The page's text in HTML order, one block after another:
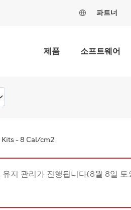
파트너
제품 소프트웨어
- 8 Cal/cm2
지 관리가 진행됩니다(8월 8일